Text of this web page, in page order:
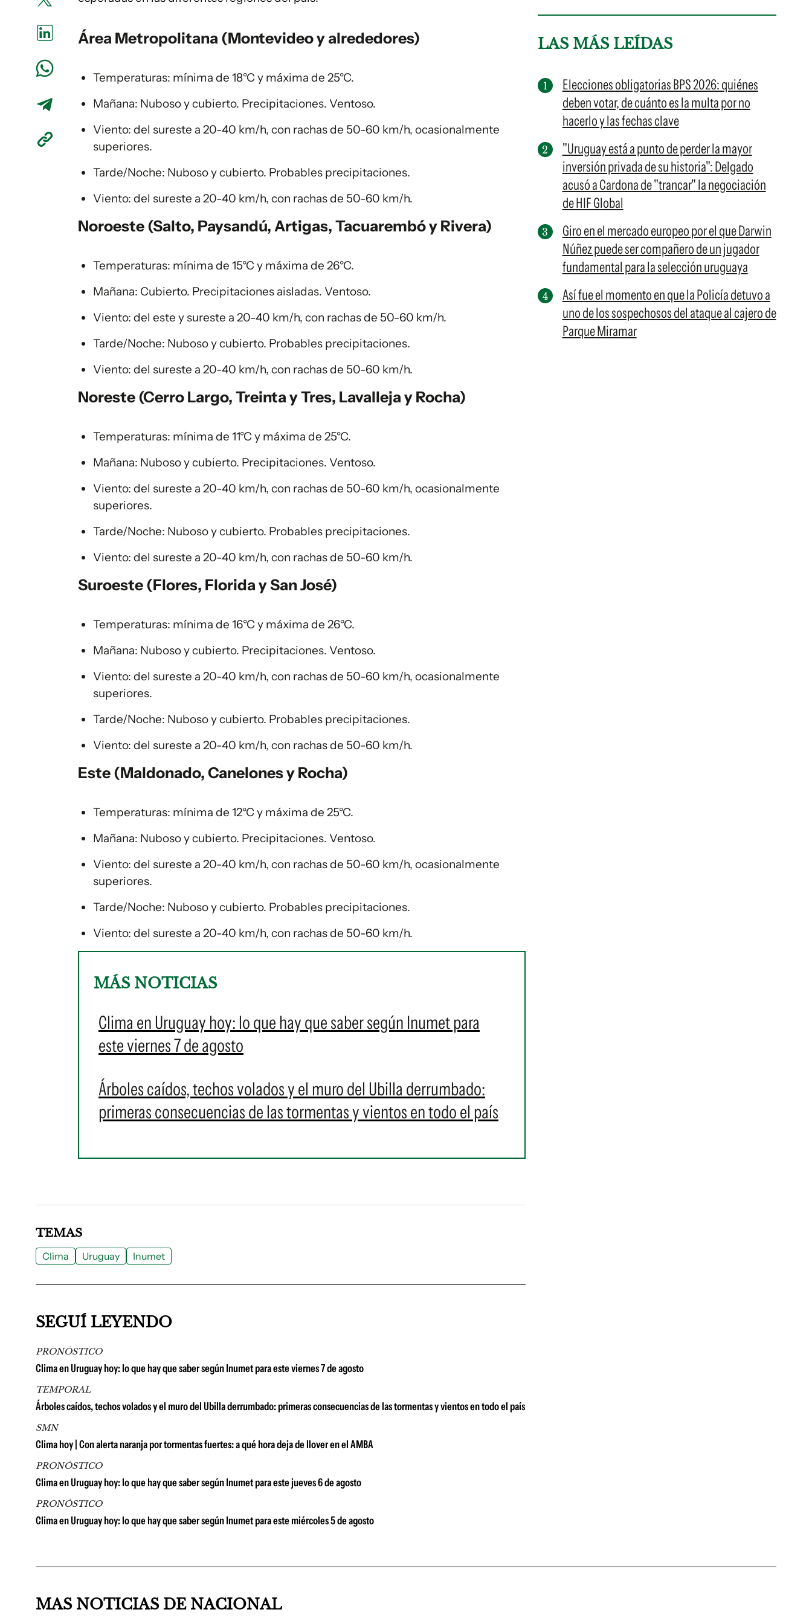
Área Metropolitana (Montevideo y alrededores)
Temperaturas: mínima de 18°C y máxima de 25°C.
Mañana: Nuboso y cubierto. Precipitaciones. Ventoso.
Viento: del sureste a 20-40 km/h, con rachas de 50-60 km/h, ocasionalmente
superiores.
Tarde/Noche: Nuboso y cubierto. Probables precipitaciones.
Viento: del sureste a 20-40 km/h, con rachas de 50-60 km/h.
Noroeste (Salto, Paysandú, Artigas, Tacuarembó y Rivera)
Temperaturas: mínima de 15°C y máxima de 26°C.
Mañana: Cubierto. Precipitaciones aisladas. Ventoso.
Viento: del este y sureste a 20-40 km/h, con rachas de 50-60 km/h.
Tarde/Noche: Nuboso y cubierto. Probables precipitaciones.
Viento: del sureste a 20-40 km/h, con rachas de 50-60 km/h.
Noreste (Cerro Largo, Treinta y Tres, Lavalleja y Rocha)
Temperaturas: mínima de 11°C y máxima de 25°C.
Mañana: Nuboso y cubierto. Precipitaciones. Ventoso.
Viento: del sureste a 20-40 km/h, con rachas de 50-60 km/h, ocasionalmente
superiores.
Tarde/Noche: Nuboso y cubierto. Probables precipitaciones.
Viento: del sureste a 20-40 km/h, con rachas de 50-60 km/h.
Suroeste (Flores, Florida y San José)
Temperaturas: mínima de 16°C y máxima de 26°C.
Mañana: Nuboso y cubierto. Precipitaciones. Ventoso.
Viento: del sureste a 20-40 km/h, con rachas de 50-60 km/h, ocasionalmente
superiores.
Tarde/Noche: Nuboso y cubierto. Probables precipitaciones.
Viento: del sureste a 20-40 km/h, con rachas de 50-60 km/h.
Este (Maldonado, Canelones y Rocha)
Temperaturas: mínima de 12°C y máxima de 25°C.
Mañana: Nuboso y cubierto. Precipitaciones. Ventoso.
Viento: del sureste a 20-40 km/h, con rachas de 50-60 km/h, ocasionalmente
superiores.
Tarde/Noche: Nuboso y cubierto. Probables precipitaciones.
Viento: del sureste a 20-40 km/h, con rachas de 50-60 km/h.
MÁS NOTICIAS
Clima en Uruguay hoy: lo que hay que saber según Inumet para
este viernes 7 de agosto
Árboles caídos, techos volados y el muro del Ubilla derrumbado:
primeras consecuencias de las tormentas y vientos en todo el país
LAS MÁS LEÍDAS
Elecciones obligatorias BPS 2026: quiénes
deben votar, de cuánto es la multa por no
hacerlo y las fechas clave
"Uruguay está a punto de perder la mayor
inversión privada de su historia": Delgado
acusó a Cardona de "trancar" la negociación
de HIF Global
Giro en el mercado europeo por el que Darwin
Núñez puede ser compañero de un jugador
fundamental para la selección uruguaya
Así fue el momento en que la Policía detuvo a
uno de los sospechosos del ataque al cajero de
Parque Miramar
TEMAS
Clima Uruguay Inumet
SEGUÍ LEYENDO
PRONÓSTICO
Clima en Uruguay hoy: lo que hay que saber según Inumet para este viernes 7 de agosto
TEMPORAL
Árboles caídos, techos volados y el muro del Ubilla derrumbado: primeras consecuencias de las tormentas y vientos en todo el país
SMN
Clima hoy | Con alerta naranja por tormentas fuertes: a qué hora deja de llover en el AMBA
PRONÓSTICO
Clima en Uruguay hoy: lo que hay que saber según Inumet para este jueves 6 de agosto
PRONÓSTICO
Clima en Uruguay hoy: lo que hay que saber según Inumet para este miércoles 5 de agosto
MAS NOTICIAS DE NACIONAL